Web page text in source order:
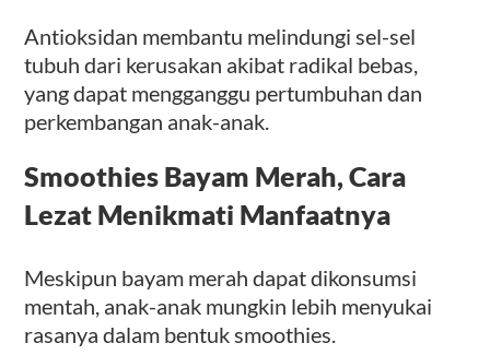
Antioksidan membantu melindungi sel-sel
tubuh dari kerusakan akibat radikal bebas,
yang dapat mengganggu pertumbuhan dan
perkembangan anak-anak.
Smoothies Bayam Merah, Cara
Lezat Menikmati Manfaatnya
Meskipun bayam merah dapat dikonsumsi
mentah, anak-anak mungkin lebih menyukai
rasanya dalam bentuk smoothies.